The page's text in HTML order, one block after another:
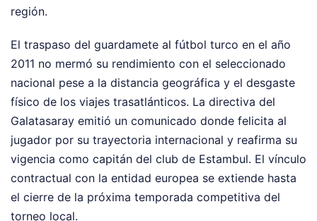
región.
El traspaso del guardamete al fútbol turco en el año
2011 no mermó su rendimiento con el seleccionado
nacional pese a la distancia geográfica y el desgaste
físico de los viajes trasatlánticos. La directiva del
Galatasaray emitió un comunicado donde felicita al
jugador por su trayectoria internacional y reafirma su
vigencia como capitán del club de Estambul. El vínculo
contractual con la entidad europea se extiende hasta
el cierre de la próxima temporada competitiva del
torneo local.